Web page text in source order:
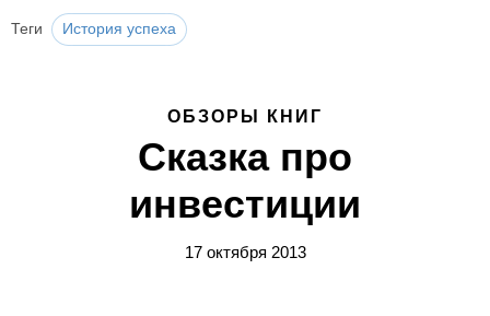
Теги История успеха
ОБЗОРЫ КНИГ
Сказка про
инвестиции
17 октября 2013